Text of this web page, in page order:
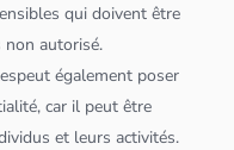
qui doivent être
non autorisé.
peut également poser
car il peut être
et leurs activités.